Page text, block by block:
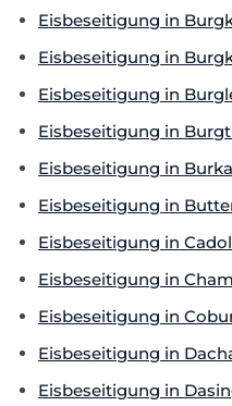
Eisbeseitigung in
Eisbeseitigung in
Eisbeseitigung in
Eisbeseitigung in
Eisbeseitigung in
Eisbeseitigung in
Eisbeseitigung in
Eisbeseitigung in Cham
Eisbeseitigung in
Eisbeseitigung in
Eisbeseitigung in